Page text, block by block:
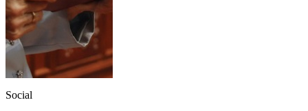
Social